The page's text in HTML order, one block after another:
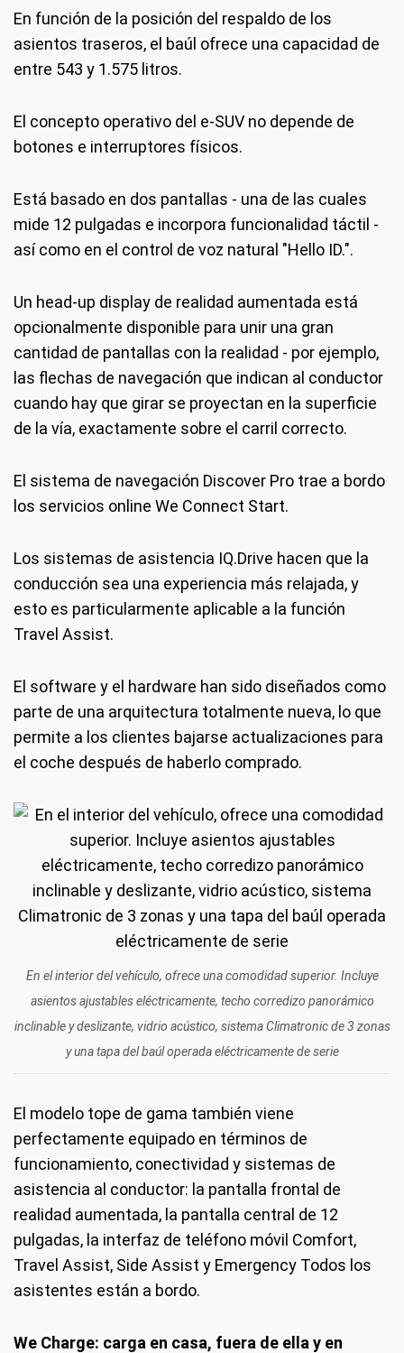
En función de la posición del respaldo de los
asientos traseros, el baúl ofrece una capacidad de
entre 543 y 1.575 litros.
El concepto operativo del e-SUV no depende de
botones e interruptores físicos.
Está basado en dos pantallas - una de las cuales
mide 12 pulgadas e incorpora funcionalidad táctil -
así como en el control de voz natural "Hello ID.".
Un head-up display de realidad aumentada está
opcionalmente disponible para unir una gran
cantidad de pantallas con la realidad - por ejemplo,
las flechas de navegación que indican al conductor
cuando hay que girar se proyectan en la superficie
de la vía, exactamente sobre el carril correcto.
El sistema de navegación Discover Pro trae a bordo
los servicios online We Connect Start.
Los sistemas de asistencia IQ.Drive hacen que la
conducción sea una experiencia más relajada, y
esto es particularmente aplicable a la función
Travel Assist.
El software y el hardware han sido diseñados como
parte de una arquitectura totalmente nueva, lo que
permite a los clientes bajarse actualizaciones para
el coche después de haberlo comprado.
En el interior del vehículo, ofrece una comodidad superior. Incluye
asientos ajustables eléctricamente, techo corredizo panorámico
inclinable y deslizante, vidrio acústico, sistema Climatronic de 3 zonas
y una tapa del baúl operada eléctricamente de serie
El modelo tope de gama también viene
perfectamente equipado en términos de
funcionamiento, conectividad y sistemas de
asistencia al conductor: la pantalla frontal de
realidad aumentada, la pantalla central de 12
pulgadas, la interfaz de teléfono móvil Comfort,
Travel Assist, Side Assist y Emergency Todos los
asistentes están a bordo.
We Charge: carga en casa, fuera de ella y en